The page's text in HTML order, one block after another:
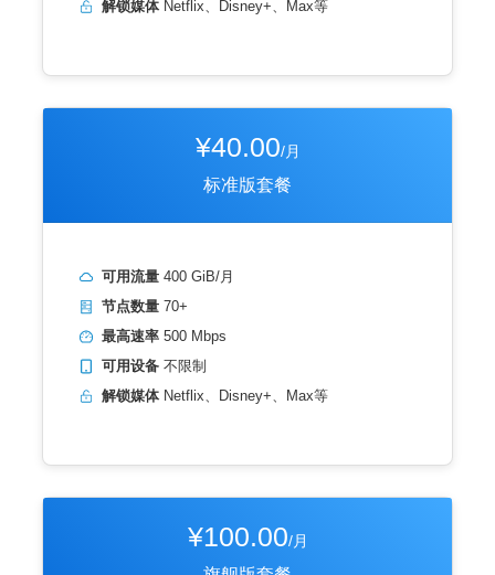
解锁媒体Netflix、Disney+、Max等
¥40.00/月
标准版套餐
可用流量400 GiB/月
节点数量70+
最高速率500 Mbps
可用设备不限制
解锁媒体Netflix、Disney+、Max等
¥100.00/月